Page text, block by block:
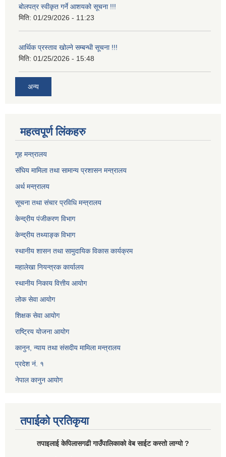
बोलपत्र स्वीकृत गर्ने आशयको सूचना !!!
मिति: 01/29/2026 - 11:23
आर्थिक प्रस्ताव खोल्ने सम्बन्धी सूचना !!!
मिति: 01/25/2026 - 15:48
अन्य
महत्वपूर्ण लिंकहरु
गृह मन्त्रालय
संघिय मामिला तथा सामान्य प्रशासन मन्त्रालय
अर्थ मन्त्रालय
सूचना तथा संचार प्रविधि मन्त्रालय
केन्द्रीय पंजीकरण विभाग
केन्द्रीय तथ्याङ्क विभाग
स्थानीय शासन तथा सामुदायिक विकास कार्यक्रम
महालेखा नियन्त्रक कार्यालय
स्थानीय निकाय वित्तीय आयोग
लोक सेवा आयोग
शिक्षक सेवा आयोग
राष्ट्रिय योजना आयोग
कानुन, न्याय तथा संसदीय मामिला मन्त्रालय
प्रदेश नं. १
नेपाल कानुन आयोग
तपाईको प्रतिकृया
तपाइलाई केपिलासगढी गाउँपालिकाको वेब साईट कस्तो लाग्यो ?